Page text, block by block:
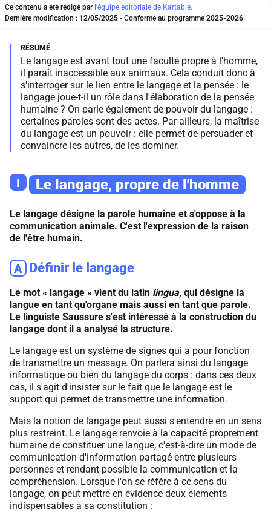
Ce contenu a été rédigé par l'équipe éditoriale de Kartable.
Dernière modification : 12/05/2025 - Conforme au programme 2025-2026
Le langage est avant tout une faculté propre à l'homme,
il paraît inaccessible aux animaux. Cela conduit donc à
s'interroger sur le lien entre le langage et la pensée : le
langage joue-t-il un rôle dans l'élaboration de la pensée
humaine ? On parle également de pouvoir du langage :
certaines paroles sont des actes. Par ailleurs, la maîtrise
du langage est un pouvoir : elle permet de persuader et
convaincre les autres, de les dominer.
I Le langage, propre de l'homme
Le langage désigne la parole humaine et s'oppose à la
communication animale. C'est l'expression de la raison
de l'être humain.
A Définir le langage
Le mot « langage » vient du latin lingua, qui désigne la
langue en tant qu'organe mais aussi en tant que parole.
Le linguiste Saussure s'est intéressé à la construction du
langage dont il a analysé la structure.
Le langage est un système de signes qui a pour fonction
de transmettre un message. On parlera ainsi du langage
informatique ou bien du langage du corps : dans ces deux
cas, il s'agit d'insister sur le fait que le langage est le
support qui permet de transmettre une information.
Mais la notion de langage peut aussi s'entendre en un sens
plus restreint. Le langage renvoie à la capacité proprement
humaine de constituer une langue, c'est-à-dire un mode de
communication d'information partagé entre plusieurs
personnes et rendant possible la communication et la
compréhension. Lorsque l'on se réfère à ce sens du
langage, on peut mettre en évidence deux éléments
indispensables à sa constitution :